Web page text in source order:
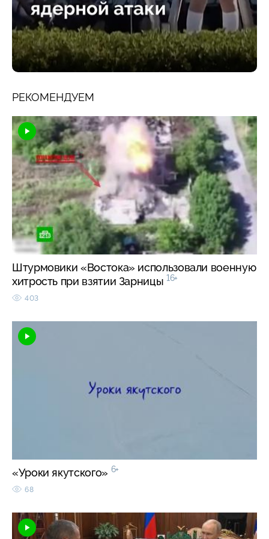
РЕКОМЕНДУЕМ
Штурмовики «Востока» использовали военную
хитрость при взятии Зарницы 16+
403
«Уроки якутского» 6+
68